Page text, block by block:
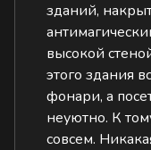
зданий,
высокой
этого здания
фонари, а
неуютно. К
совсем.